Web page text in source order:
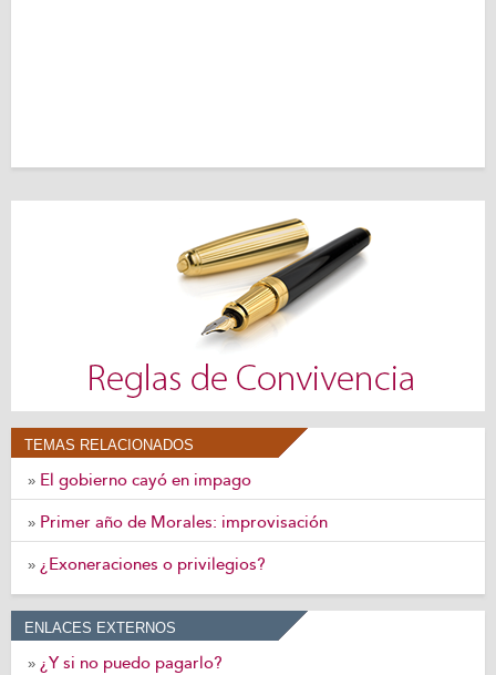
TEMAS RELACIONADOS
» El gobierno cayó en impago
» Primer año de Morales: improvisación
» ¿Exoneraciones o privilegios?
ENLACES EXTERNOS
» ¿Y si no puedo pagarlo?